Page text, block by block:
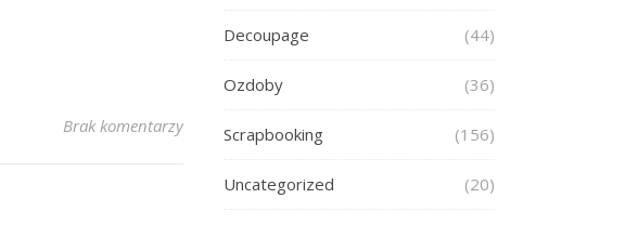
Brak komentarzy
Decoupage (44)
Ozdoby (36)
Scrapbooking (156)
Uncategorized (20)